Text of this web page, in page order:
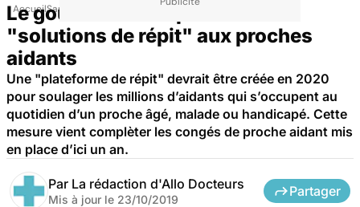
AccueilSanté
Le gouvernement promet des
"solutions de répit" aux proches
aidants
Une "plateforme de répit" devrait être créée en 2020
pour soulager les millions d’aidants qui s’occupent au
quotidien d’un proche âgé, malade ou handicapé. Cette
mesure vient complèter les congés de proche aidant mis
en place d’ici un an.
Par La rédaction d'Allo Docteurs
Mis à jour le 23/10/2019
Partager